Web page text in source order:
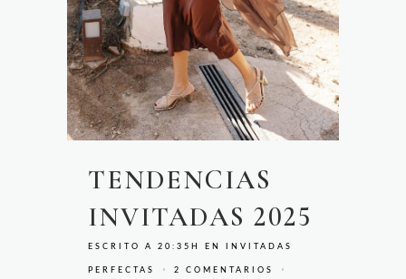
TENDENCIAS
INVITADAS 2025
ESCRITO A 20:35H EN INVITADAS
PERFECTAS 2 COMENTARIOS